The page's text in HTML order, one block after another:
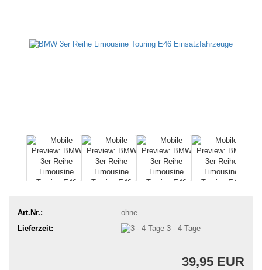
Art.Nr.:
ohne
Lieferzeit:
3 - 4 Tage
39,95 EUR